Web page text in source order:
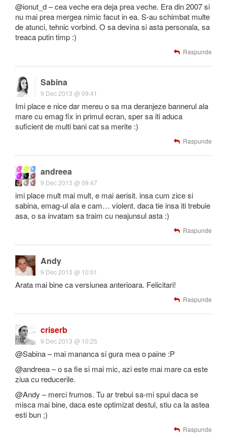
@ionut_d – cea veche era deja prea veche. Era din 2007 si
nu mai prea mergea nimic facut in ea. S-au schimbat multe
de atunci, tehnic vorbind. O sa devina si asta personala, sa
treaca putin timp :)
Raspunde
Sabina
9 Dec 2013 @ 09:41
Imi place e nice dar mereu o sa ma deranjeze bannerul ala
mare cu emag fix in primul ecran, sper sa iti aduca
suficient de multi bani cat sa merite :)
Raspunde
andreea
9 Dec 2013 @ 09:47
imi place mult mai mult, e mai aerisit. insa cum zice si
sabina, emag-ul ala e cam… violent. daca tie insa iti trebuie
asa, o sa invatam sa traim cu neajunsul asta :)
Raspunde
Andy
9 Dec 2013 @ 10:01
Arata mai bine ca versiunea anterioara. Felicitari!
Raspunde
criserb
9 Dec 2013 @ 10:25
@Sabina – mai mananca si gura mea o paine :P
@andreea – o sa fie si mai mic, azi este mai mare ca este
ziua cu reducerile.
@Andy – merci frumos. Tu ar trebui sa-mi spui daca se
misca mai bine, daca este optimizat destul, stiu ca la astea
esti bun ;)
Raspunde